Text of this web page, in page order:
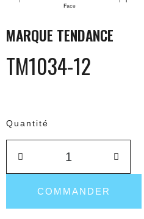
MARQUE TENDANCE
TM1034-12
Quantité
COMMANDER